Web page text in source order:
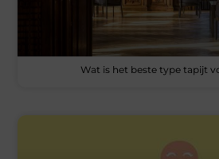
Wat is het beste type tapijt